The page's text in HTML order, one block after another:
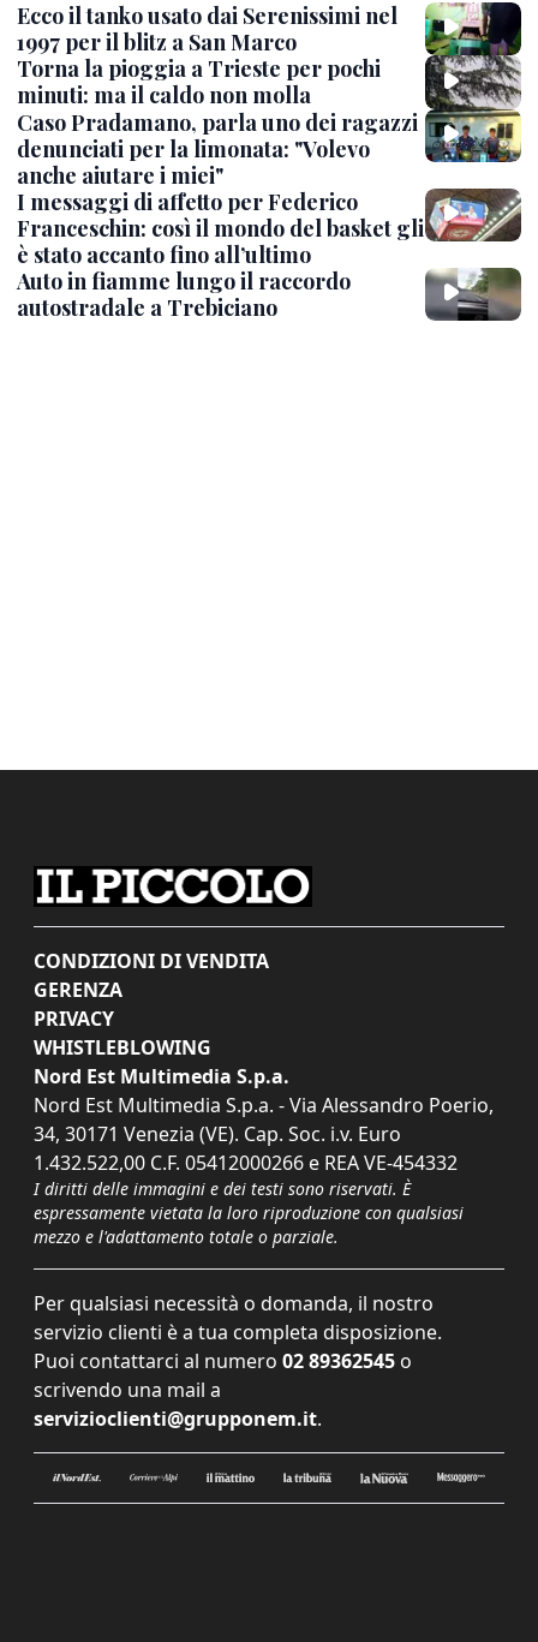
Ecco il tanko usato dai Serenissimi nel
1997 per il blitz a San Marco
Torna la pioggia a Trieste per pochi
minuti: ma il caldo non molla
Caso Pradamano, parla uno dei ragazzi
denunciati per la limonata: "Volevo
anche aiutare i miei"
I messaggi di affetto per Federico
Franceschin: così il mondo del basket gli
è stato accanto fino all’ultimo
Auto in fiamme lungo il raccordo
autostradale a Trebiciano
CONDIZIONI DI VENDITA
GERENZA
PRIVACY
WHISTLEBLOWING
Nord Est Multimedia S.p.a.
Nord Est Multimedia S.p.a. - Via Alessandro Poerio,
34, 30171 Venezia (VE). Cap. Soc. i.v. Euro
1.432.522,00 C.F. 05412000266 e REA VE-454332
I diritti delle immagini e dei testi sono riservati. È
espressamente vietata la loro riproduzione con qualsiasi
mezzo e l'adattamento totale o parziale.
Per qualsiasi necessità o domanda, il nostro
servizio clienti è a tua completa disposizione.
Puoi contattarci al numero 02 89362545 o
scrivendo una mail a
servizioclienti@grupponem.it.